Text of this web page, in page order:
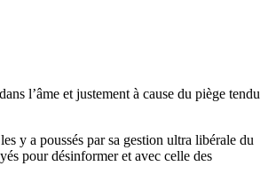
l’âme et justement à cause du piège tendu
y a poussés par sa gestion ultra libérale du
pour désinformer et avec celle des